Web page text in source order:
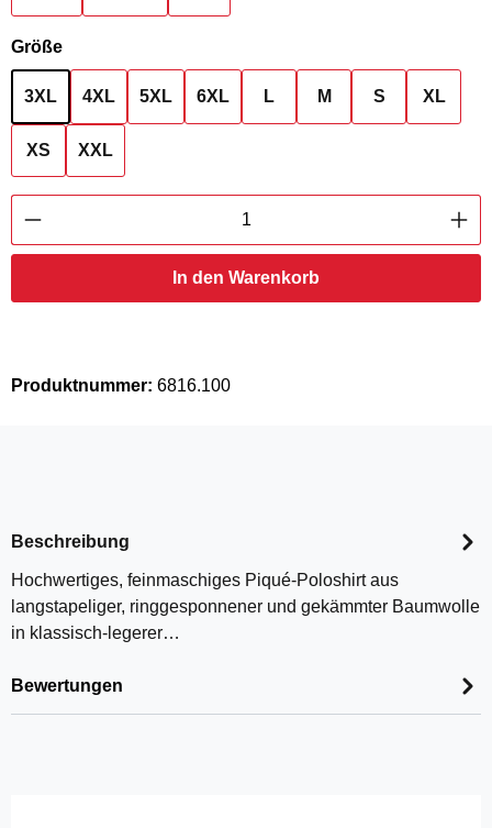
Größeauswählen
3XL 4XL 5XL 6XL L M S XL
XS XXL
Produkt Anzahl: Gib den gewünschten
In den Warenkorb
Produktnummer: 6816.100
Beschreibung
Hochwertiges, feinmaschiges Piqué-Poloshirt aus
langstapeliger, ringgesponnener und gekämmter Baumwolle
in klassisch-legerer…
Bewertungen